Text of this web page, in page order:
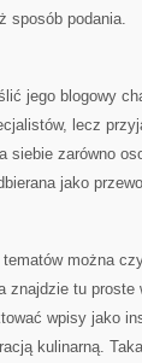
sposób podania.
jego blogowy
lecz
siebie zarówno
jako
można
znajdzie tu
wpisy jako
kulinarną.